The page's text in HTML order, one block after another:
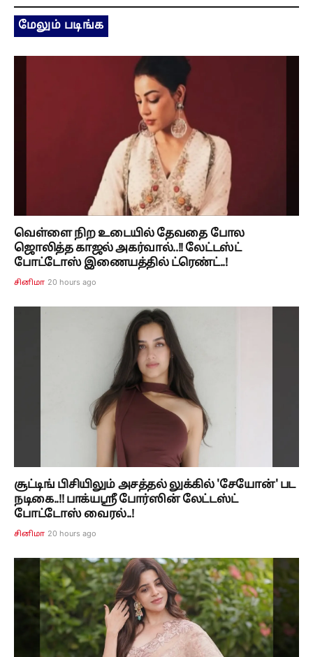
மேலும் படிங்க
வெள்ளை நிற உடையில் தேவதை போல
ஜொலித்த காஜல் அகர்வால்..!! லேட்டஸ்ட்
போட்டோஸ் இணையத்தில் ட்ரெண்ட்..!
சினிமா 20 hours ago
சூட்டிங் பிசியிலும் அசத்தல் லுக்கில் 'சேயோன்' பட
நடிகை..!! பாக்யஸ்ரீ போர்ஸின் லேட்டஸ்ட்
போட்டோஸ் வைரல்..!
சினிமா 20 hours ago